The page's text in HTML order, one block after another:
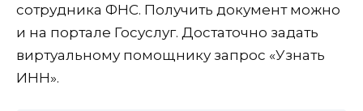
сотрудника ФНС. Получить документ можно
и на портале Госуслуг. Достаточно задать
виртуальному помощнику запрос «Узнать
ИНН».